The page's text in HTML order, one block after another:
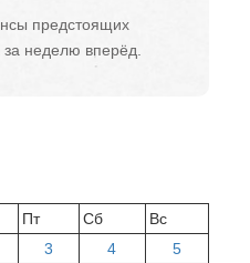
предстоящих
за неделю вперёд.
Пт Сб
Вс
3 4
5